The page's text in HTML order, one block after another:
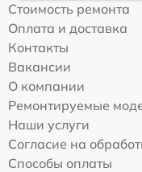
Стоимость ремонта
Оплата и доставка
Контакты
Вакансии
О компании
Ремонтируемые
Наши услуги
Согласие на
Способы оплаты